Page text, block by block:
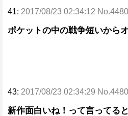
41: 2017/08/23 02:34:12
ポケットの中の戦争短いから
43: 2017/08/23 02:34:29
新作面白いね！って言ってる